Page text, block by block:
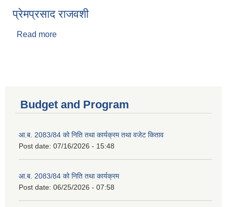
प्रेमप्रसाद राजवशी
Read more
Budget and Program
आ.ब. 2083/84 को निति तथा कार्यक्रम तथा वजेट किताव
Post date: 07/16/2026 - 15:48
आ.ब. 2083/84 को निति तथा कार्यक्रम
Post date: 06/25/2026 - 07:58